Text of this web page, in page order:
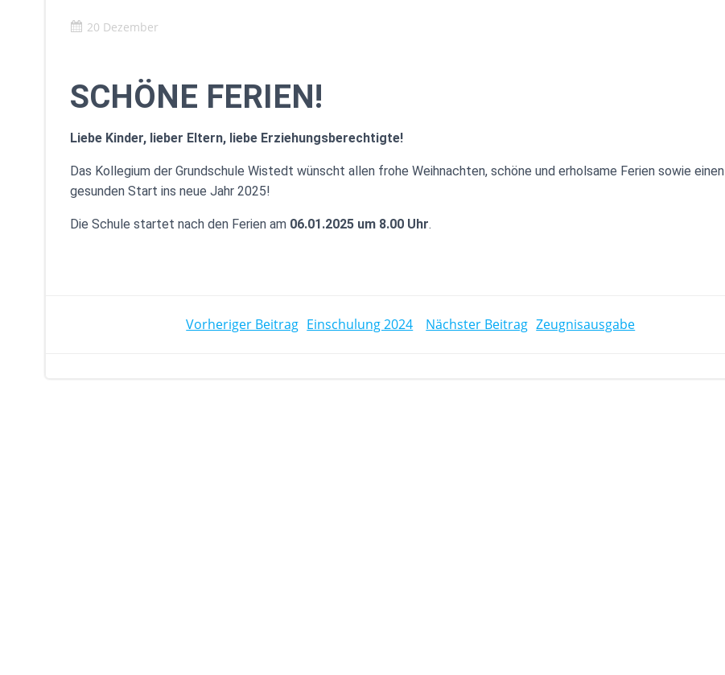
20 Dezember
SCHÖNE FERIEN!
Liebe Kinder, lieber Eltern, liebe Erziehungsberechtigte!
Das Kollegium der Grundschule Wistedt wünscht allen frohe Weihnachten, schöne und erholsame Ferien sowie einen
gesunden Start ins neue Jahr 2025!
Die Schule startet nach den Ferien am 06.01.2025 um 8.00 Uhr.
POST
Vorheriger Beitrag Einschulung 2024
POST
Nächster Beitrag Zeugnisausgabe